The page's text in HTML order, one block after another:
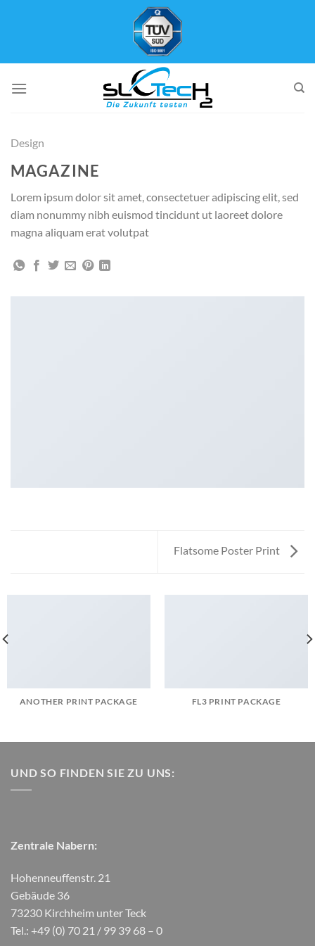
Design
MAGAZINE
Lorem ipsum dolor sit amet, consectetuer adipiscing elit, sed
diam nonummy nibh euismod tincidunt ut laoreet dolore
magna aliquam erat volutpat
Flatsome Poster Print
ANOTHER PRINT PACKAGE FL3 PRINT PACKAGE
UND SO FINDEN SIE ZU UNS:
Zentrale Nabern:
Hohenneuffenstr. 21
Gebäude 36
73230 Kirchheim unter Teck
Tel.: +49 (0) 70 21 / 99 39 68 – 0